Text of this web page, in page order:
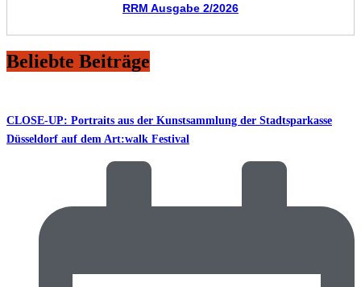
RRM Ausgabe 2/2026
Beliebte Beiträge
CLOSE-UP: Portraits aus der Kunstsammlung der Stadtsparkasse
Düsseldorf auf dem Art:walk Festival